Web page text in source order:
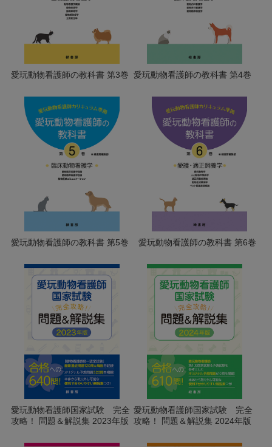
愛玩動物看護師の教科書 第3巻 愛玩動物看護師の教科書 第4巻
愛玩動物看護師の教科書 第5巻 愛玩動物看護師の教科書 第6巻
愛玩動物看護師国家試験 完全
攻略！ 問題＆解説集 2023年版
愛玩動物看護師国家試験 完全
攻略！ 問題＆解説集 2024年版